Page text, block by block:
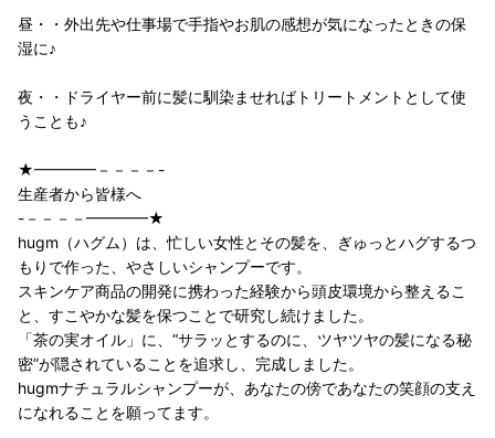
昼・・外出先や仕事場で手指やお肌の感想が気になったときの保
湿に♪
夜・・ドライヤー前に髪に馴染ませればトリートメントとして使
うことも♪
★━━━━－－－－-
生産者から皆様へ
-－－－－━━━━★
hugm（ハグム）は、忙しい女性とその髪を、ぎゅっとハグするつ
もりで作った、やさしいシャンプーです。
スキンケア商品の開発に携わった経験から頭皮環境から整えるこ
と、すこやかな髪を保つことで研究し続けました。
「茶の実オイル」に、“サラッとするのに、ツヤツヤの髪になる秘
密”が隠されていることを追求し、完成しました。
hugmナチュラルシャンプーが、あなたの傍であなたの笑顔の支え
になれることを願ってます。